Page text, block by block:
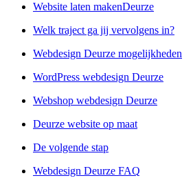
Website laten makenDeurze
Welk traject ga jij vervolgens in?
Webdesign Deurze mogelijkheden
WordPress webdesign Deurze
Webshop webdesign Deurze
Deurze website op maat
De volgende stap
Webdesign Deurze FAQ